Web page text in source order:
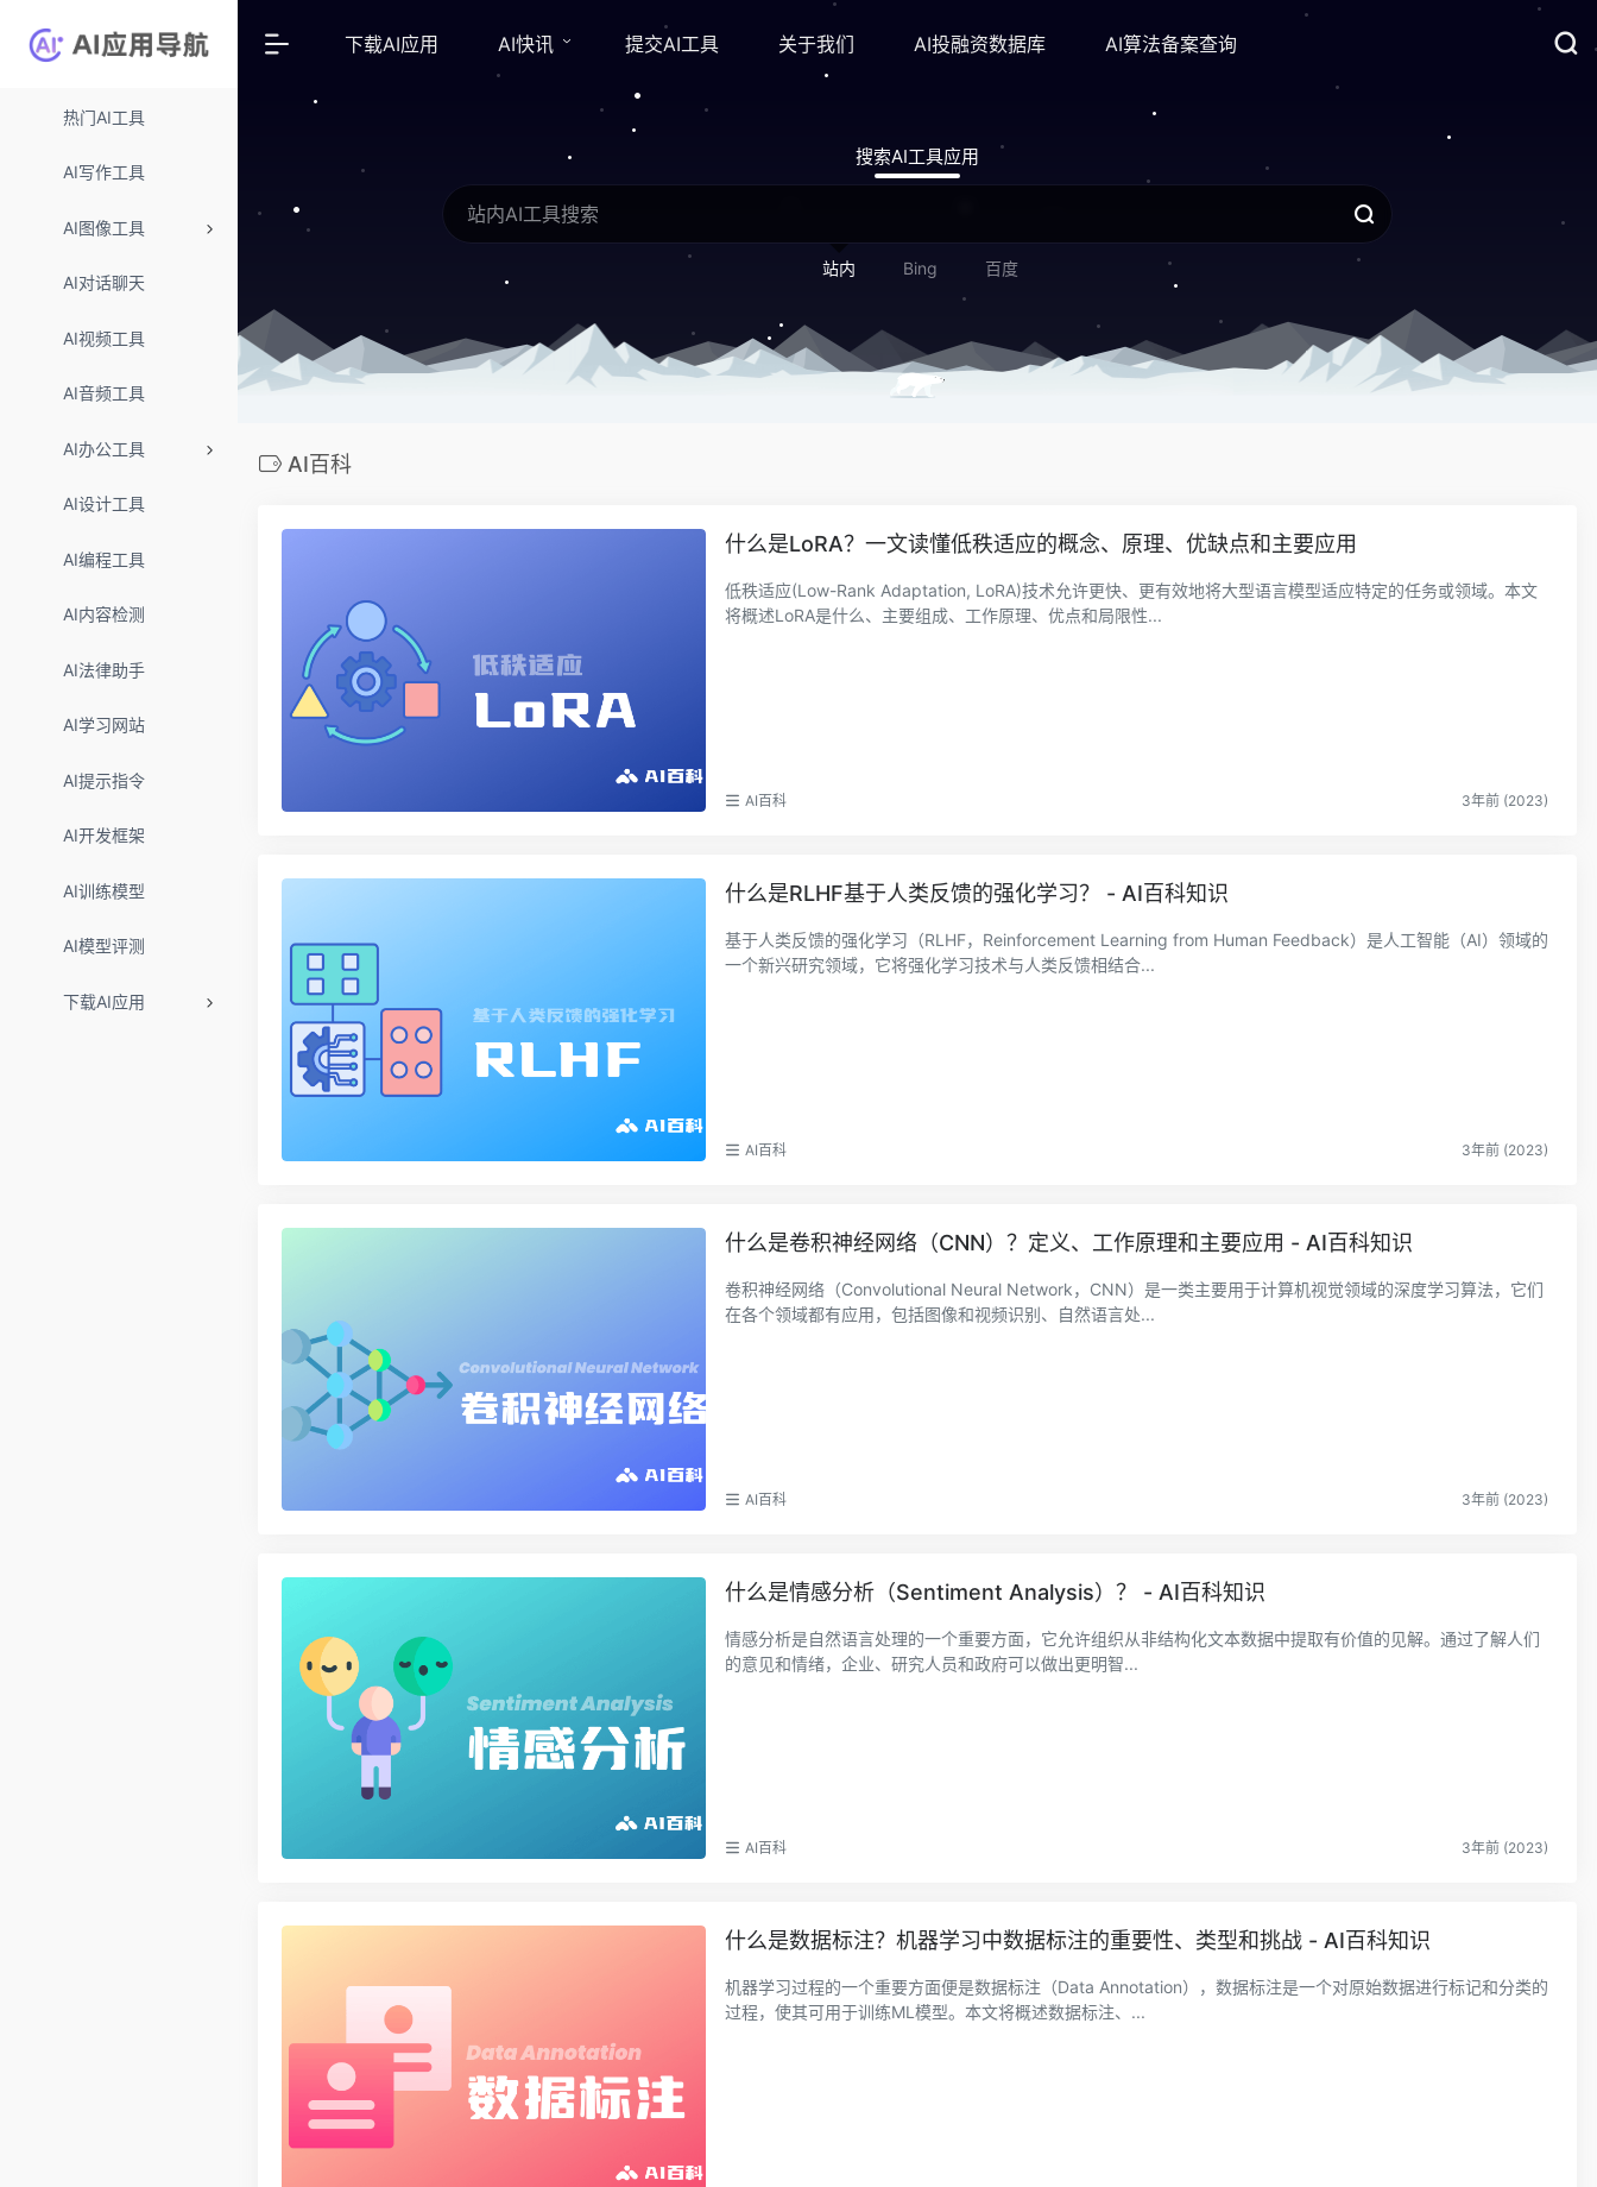
热门AI工具
AI写作工具
AI图像工具
AI对话聊天
AI视频工具
AI音频工具
AI办公工具
AI设计工具
AI编程工具
AI内容检测
AI法律助手
AI学习网站
AI提示指令
AI开发框架
AI训练模型
AI模型评测
下载AI应用
下载AI应用 AI快讯 提交AI工具 关于我们 AI投融资数据库 AI算法备案查询
搜索AI工具应用
站内 Bing 百度
AI百科
什么是LoRA？一文读懂低秩适应的概念、原理、优缺点和主要应用
低秩适应(Low-Rank Adaptation, LoRA)技术允许更快、更有效地将大型语言模型适应特定的任务或领域。本文
将概述LoRA是什么、主要组成、工作原理、优点和局限性...
AI百科 3年前 (2023)
什么是RLHF基于人类反馈的强化学习？ - AI百科知识
基于人类反馈的强化学习（RLHF，Reinforcement Learning from Human Feedback）是人工智能（AI）领域的
一个新兴研究领域，它将强化学习技术与人类反馈相结合...
AI百科 3年前 (2023)
什么是卷积神经网络（CNN）？定义、工作原理和主要应用 - AI百科知识
卷积神经网络（Convolutional Neural Network，CNN）是一类主要用于计算机视觉领域的深度学习算法，它们
在各个领域都有应用，包括图像和视频识别、自然语言处...
AI百科 3年前 (2023)
什么是情感分析（Sentiment Analysis）？ - AI百科知识
情感分析是自然语言处理的一个重要方面，它允许组织从非结构化文本数据中提取有价值的见解。通过了解人们
的意见和情绪，企业、研究人员和政府可以做出更明智...
AI百科 3年前 (2023)
什么是数据标注？机器学习中数据标注的重要性、类型和挑战 - AI百科知识
机器学习过程的一个重要方面便是数据标注（Data Annotation），数据标注是一个对原始数据进行标记和分类的
过程，使其可用于训练ML模型。本文将概述数据标注、...